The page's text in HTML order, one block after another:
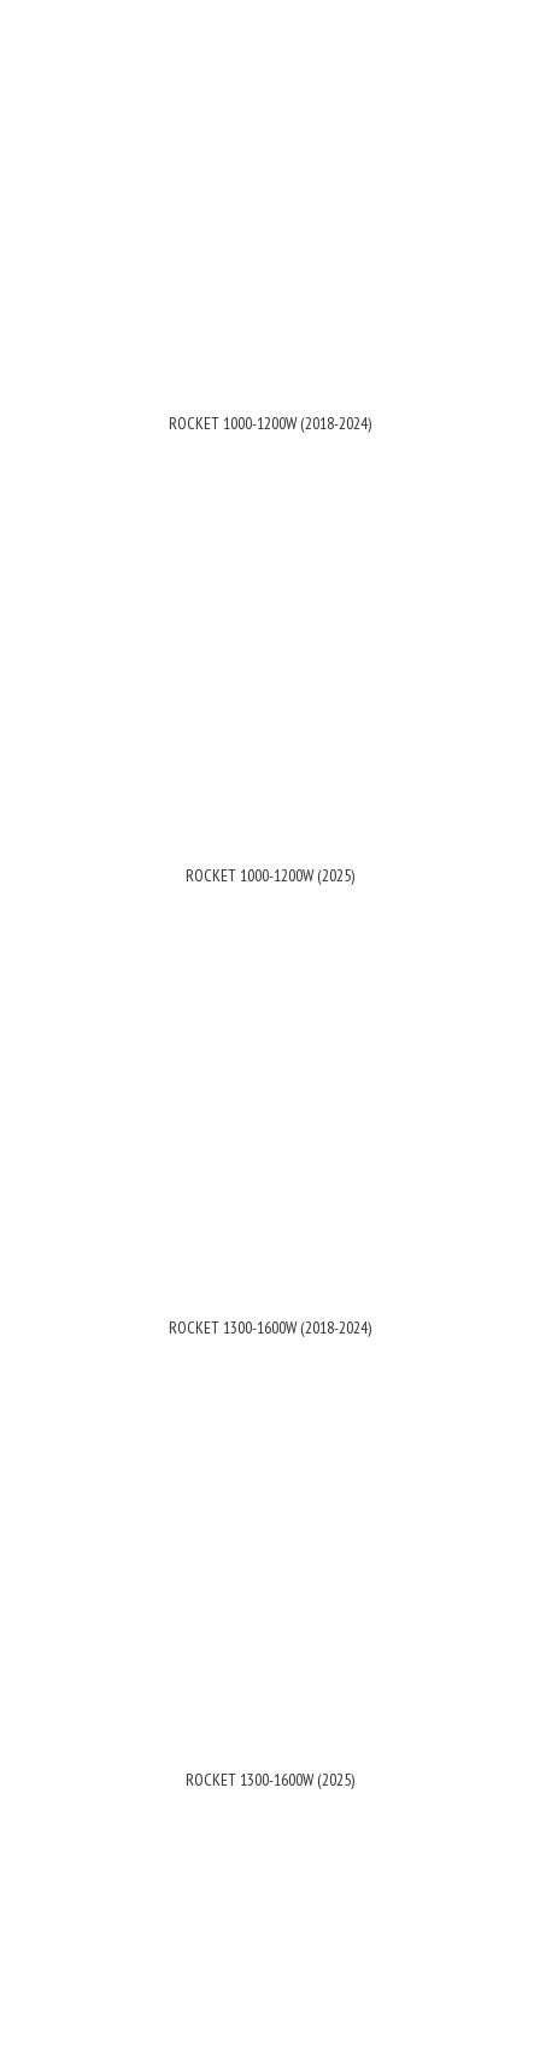
ROCKET 1000-1200W (2018-2024)
ROCKET 1000-1200W (2025)
ROCKET 1300-1600W (2018-2024)
ROCKET 1300-1600W (2025)